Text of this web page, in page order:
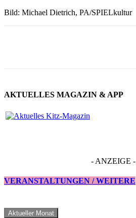
Bild: Michael Dietrich, PA/SPIELkultur
AKTUELLES MAGAZIN & APP
- ANZEIGE -
VERANSTALTUNGEN / WEITERE
Aktueller Monat